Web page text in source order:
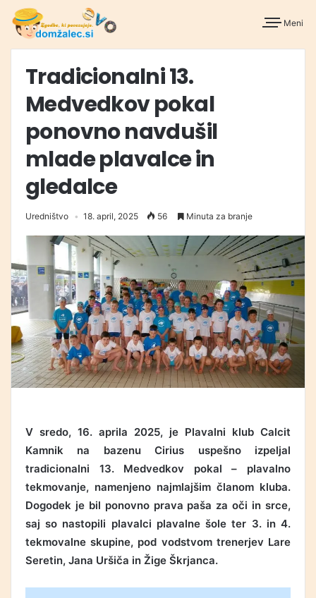
Meni
Tradicionalni 13.
Medvedkov pokal
ponovno navdušil
mlade plavalce in
gledalce
Uredništvo 18. april, 2025 56 Minuta za branje
V sredo, 16. aprila 2025, je Plavalni klub Calcit
Kamnik na bazenu Cirius uspešno izpeljal
tradicionalni 13. Medvedkov pokal – plavalno
tekmovanje, namenjeno najmlajšim članom kluba.
Dogodek je bil ponovno prava paša za oči in srce,
saj so nastopili plavalci plavalne šole ter 3. in 4.
tekmovalne skupine, pod vodstvom trenerjev Lare
Seretin, Jana Uršiča in Žige Škrjanca.